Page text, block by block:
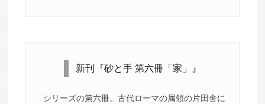
新刊『砂と手 第六冊「家」』
シリーズの第六冊。古代ローマの属領の片田舎に